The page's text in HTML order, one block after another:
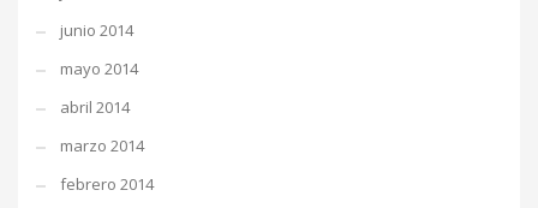
junio 2014
mayo 2014
abril 2014
marzo 2014
febrero 2014